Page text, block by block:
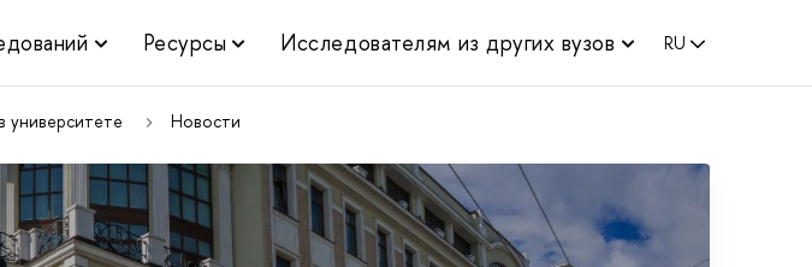
Ресурсы Исследователям из других вузов RU
университете Новости